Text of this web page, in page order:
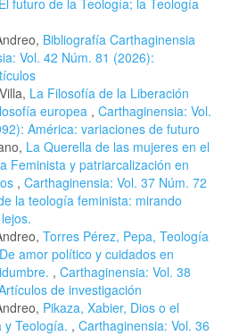
Bibliografía Carthaginensia
Vol. 42 Núm. 81 (2026):
La Filosofía de la Liberación
europea , Carthaginensia: Vol.
América: variaciones de futuro
La Querella de las mujeres en el
Feminista y patriarcalización en
, Carthaginensia: Vol. 37 Núm. 72
la teología feminista: mirando
Torres Pérez, Pepa, Teología
amor político y cuidados en
, Carthaginensia: Vol. 38
de investigación
Pikaza, Xabier, Dios o el
y Teología. , Carthaginensia: Vol. 36